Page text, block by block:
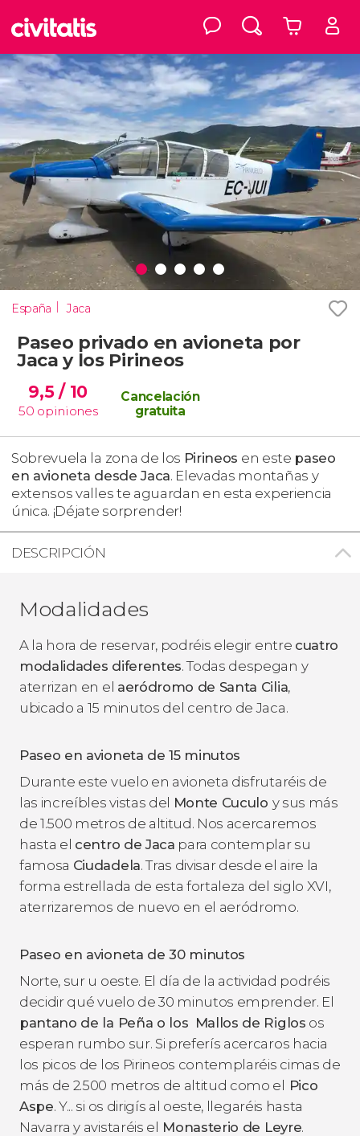
España Jaca
Paseo privado en avioneta por
Jaca y los Pirineos
9,5/ 10
50 opiniones
Cancelación
gratuita
Sobrevuela la zona de los Pirineos en este paseo
en avioneta desde Jaca. Elevadas montañas y
extensos valles te aguardan en esta experiencia
única. ¡Déjate sorprender!
DESCRIPCIÓN
Modalidades
A la hora de reservar, podréis elegir entre cuatro
modalidades diferentes. Todas despegan y
aterrizan en el aeródromo de Santa Cilia,
ubicado a 15 minutos del centro de Jaca.
Paseo en avioneta de 15 minutos
Durante este vuelo en avioneta disfrutaréis de
las increíbles vistas del Monte Cuculo y sus más
de 1.500 metros de altitud. Nos acercaremos
hasta el centro de Jaca para contemplar su
famosa Ciudadela. Tras divisar desde el aire la
forma estrellada de esta fortaleza del siglo XVI,
aterrizaremos de nuevo en el aeródromo.
Paseo en avioneta de 30 minutos
Norte, sur u oeste. El día de la actividad podréis
decidir qué vuelo de 30 minutos emprender. El
pantano de la Peña o los Mallos de Riglos​ os
esperan rumbo sur. Si preferís acercaros hacia
los picos de los Pirineos contemplaréis cimas de
más de 2.500 metros de altitud como el Pico
Aspe. Y... si os dirigís al oeste, llegaréis hasta
Navarra y avistaréis el Monasterio de Leyre.